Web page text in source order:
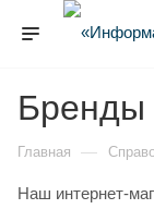
Бренды
Главная —
Наш интернет-